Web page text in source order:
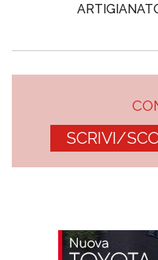
SCRIVI/